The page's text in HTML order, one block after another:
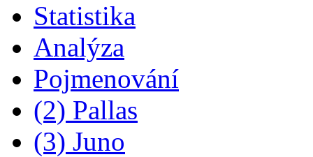
Statistika
Analýza
Pojmenování
(2) Pallas
(3) Juno